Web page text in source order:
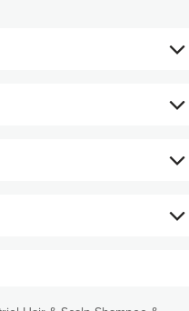
kleurvervaging en
de hoofdhuid en door het haar.